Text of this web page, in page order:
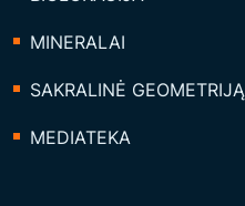
MINERALAI
SAKRALINĖ GEOMETRIJĄ
MEDIATEKA